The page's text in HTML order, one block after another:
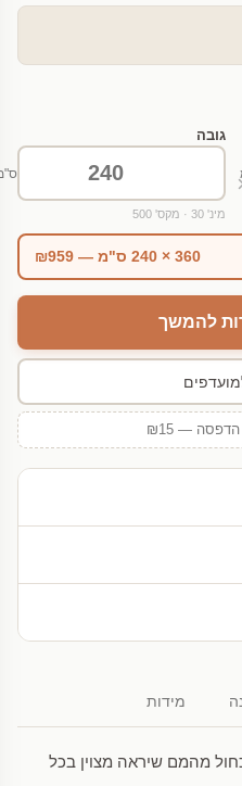
גובה
מינ' 30 · מקס' 500
360 × 240 ס"מ — ₪959
להמשך
— ₪15
מידות
מהמם שיראה מצוין בכל